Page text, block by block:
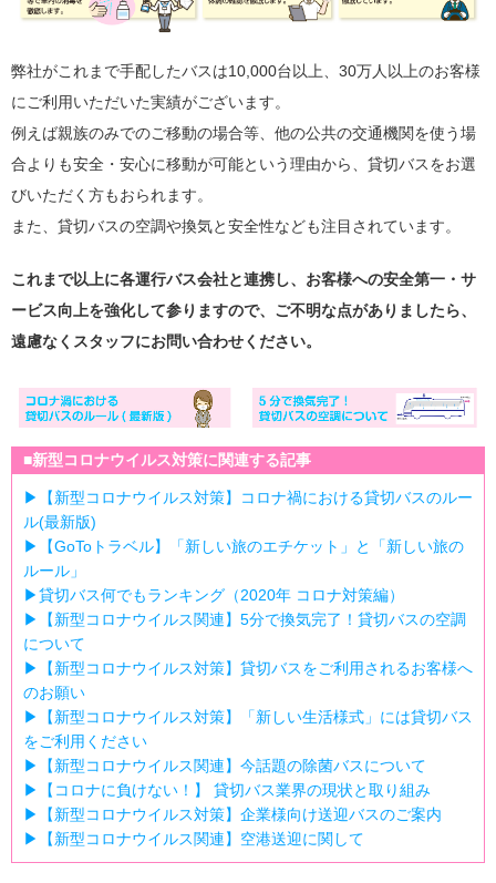
弊社がこれまで手配したバスは10,000台以上、30万人以上のお客様
にご利用いただいた実績がございます。
例えば親族のみでのご移動の場合等、他の公共の交通機関を使う場
合よりも安全・安心に移動が可能という理由から、貸切バスをお選
びいただく方もおられます。
また、貸切バスの空調や換気と安全性なども注目されています。
これまで以上に各運行バス会社と連携し、お客様への安全第一・サ
ービス向上を強化して参りますので、ご不明な点がありましたら、
遠慮なくスタッフにお問い合わせください。
■新型コロナウイルス対策に関連する記事
▶【新型コロナウイルス対策】コロナ禍における貸切バスのルー
ル(最新版)
▶【GoToトラベル】「新しい旅のエチケット」と「新しい旅の
ルール」
▶貸切バス何でもランキング（2020年 コロナ対策編）
▶【新型コロナウイルス関連】5分で換気完了！貸切バスの空調
について
▶【新型コロナウイルス対策】貸切バスをご利用されるお客様へ
のお願い
▶【新型コロナウイルス対策】「新しい生活様式」には貸切バス
をご利用ください
▶【新型コロナウイルス関連】今話題の除菌バスについて
▶【コロナに負けない！】 貸切バス業界の現状と取り組み
▶【新型コロナウイルス対策】企業様向け送迎バスのご案内
▶【新型コロナウイルス関連】空港送迎に関して